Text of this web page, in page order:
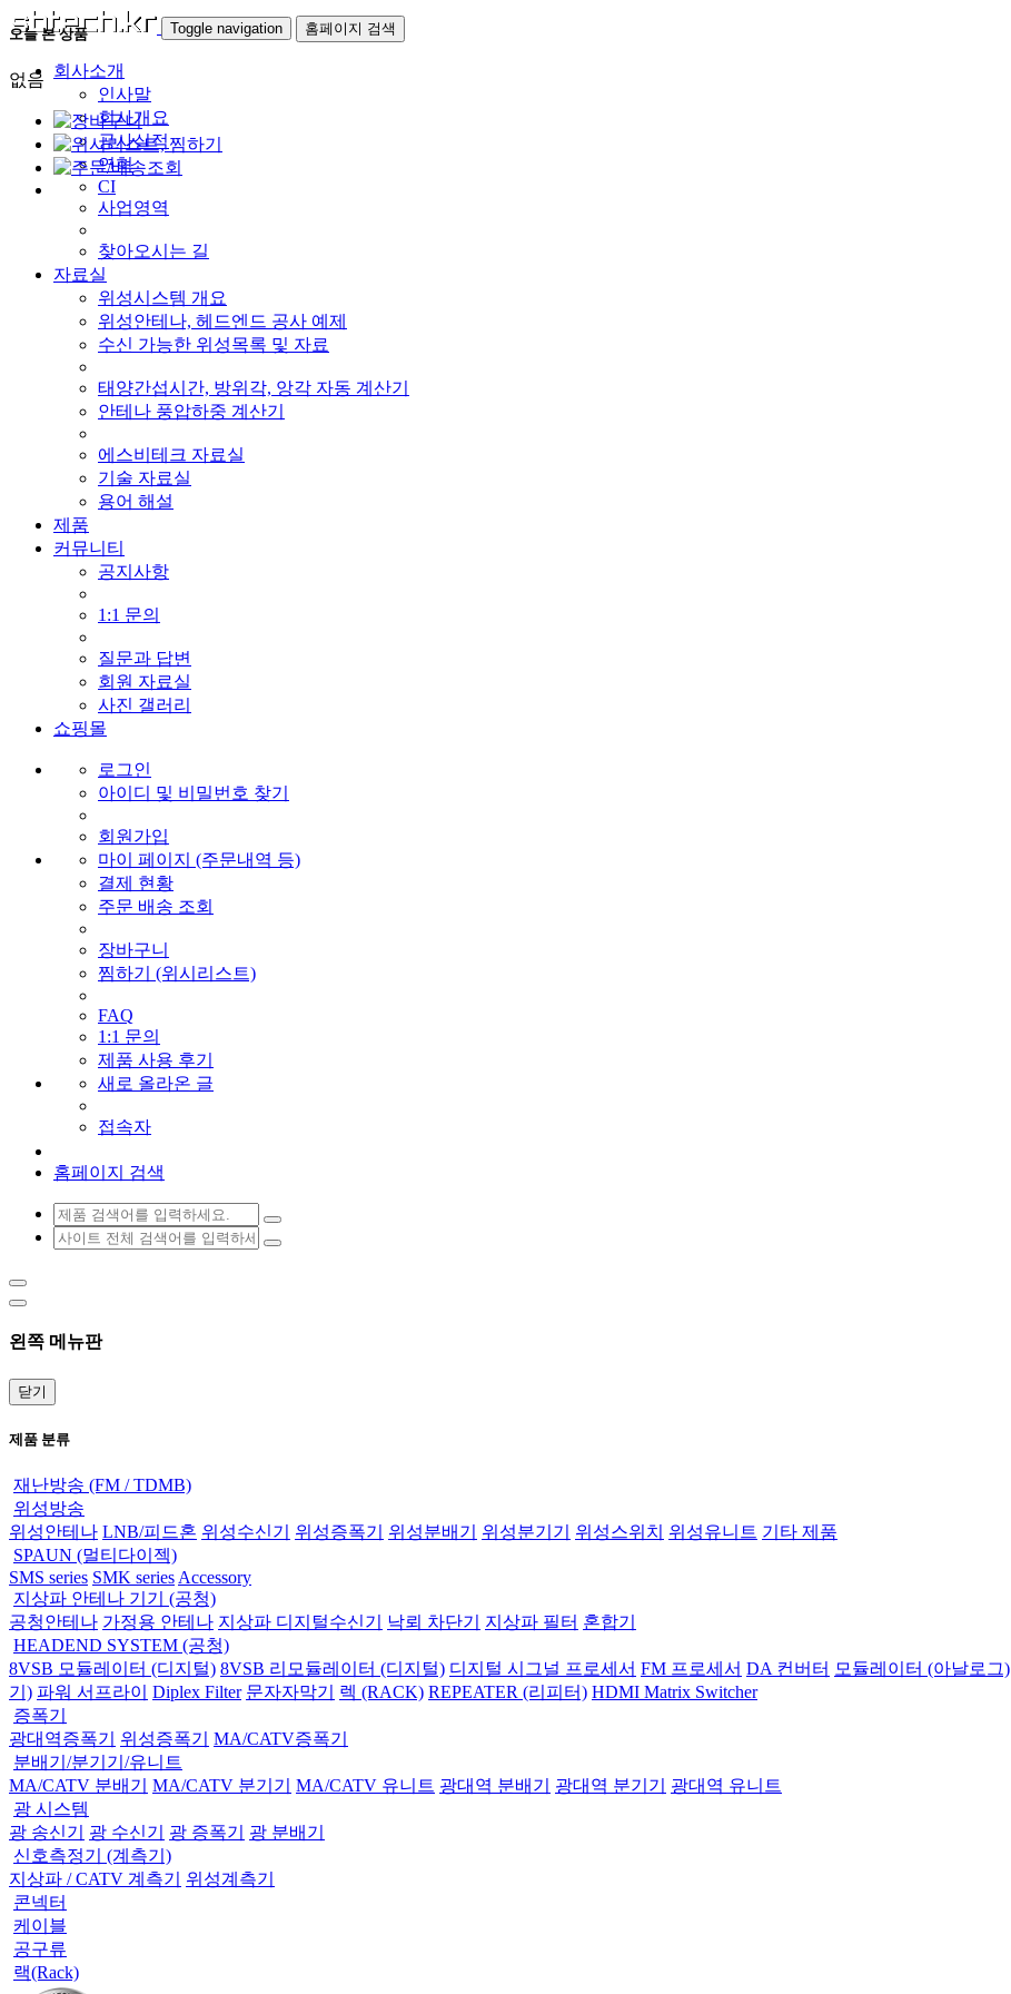
Toggle navigation 홈페이지 검색
회사소개
인사말
회사개요
공사실적
연혁
CI
사업영역
찾아오시는 길
자료실
위성시스템 개요
위성안테나, 헤드엔드 공사 예제
수신 가능한 위성목록 및 자료
태양간섭시간, 방위각, 앙각 자동 계산기
안테나 풍압하중 계산기
에스비테크 자료실
기술 자료실
용어 해설
제품
커뮤니티
공지사항
1:1 문의
질문과 답변
회원 자료실
사진 갤러리
쇼핑몰
로그인
아이디 및 비밀번호 찾기
회원가입
마이 페이지 (주문내역 등)
결제 현황
주문 배송 조회
장바구니
찜하기 (위시리스트)
FAQ
1:1 문의
제품 사용 후기
새로 올라온 글
접속자
홈페이지 검색
왼쪽 메뉴판
닫기
제품 분류
재난방송 (FM / TDMB)
위성방송
위성안테나 LNB/피드혼 위성수신기 위성증폭기 위성분배기 위성분기기 위성스위치 위성유니트 기타 제품
SPAUN (멀티다이젝)
SMS series SMK series Accessory
지상파 안테나 기기 (공청)
공청안테나 가정용 안테나 지상파 디지털수신기 낙뢰 차단기 지상파 필터 혼합기
HEADEND SYSTEM (공청)
8VSB 모듈레이터 (디지털) 8VSB 리모듈레이터 (디지털) 디지털 시그널 프로세서 FM 프로세서 DA 컨버터 모듈레이터 (아날로그)
기) 파워 서프라이 Diplex Filter 문자자막기 렉 (RACK) REPEATER (리피터) HDMI Matrix Switcher
증폭기
광대역증폭기
위성증폭기
MA/CATV증폭기
분배기/분기기/유니트
MA/CATV 분배기
MA/CATV 분기기 MA/CATV 유니트 광대역 분배기 광대역 분기기
광대역 유니트
광 시스템
광 송신기
광 수신기 광 증폭기
광 분배기
신호측정기 (계측기)
지상파 / CATV 계측기
위성계측기
콘넥터
케이블
공구류
랙(Rack)
오늘 본 상품
없음